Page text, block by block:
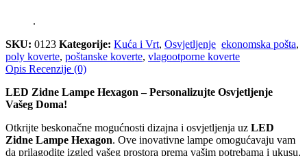
.
SKU: 0123 Kategorije: Kuća i Vrt, Osvjetljenje ekonomska pošta,
poly koverte, poštanske koverte, vlagootporne koverte
Opis Recenzije (0)
LED Zidne Lampe Hexagon – Personalizujte Osvjetljenje
Vašeg Doma!
Otkrijte beskonačne mogućnosti dizajna i osvjetljenja uz LED
Zidne Lampe Hexagon. Ove inovativne lampe omogućavaju vam
da prilagodite izgled vašeg prostora prema vašim potrebama i ukusu.